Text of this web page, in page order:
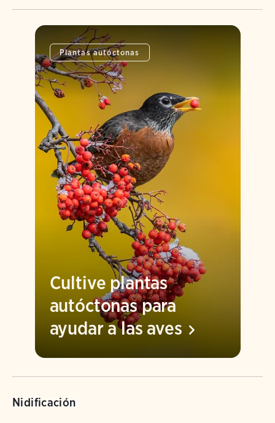
Plantas autóctonas
Cultive plantas
autóctonas para
ayudar a las aves
Nidificación